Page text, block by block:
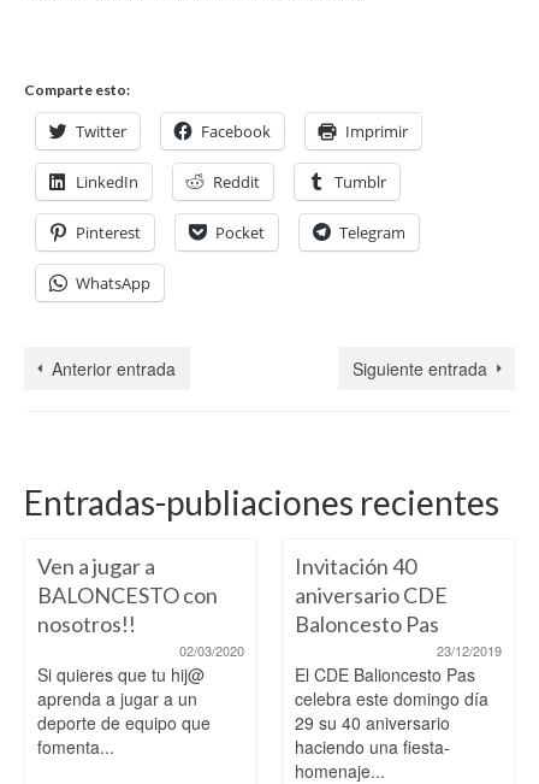
Comparte esto:
Twitter Facebook Imprimir
LinkedIn Reddit Tumblr
Pinterest Pocket Telegram
WhatsApp
Anterior entrada Siguiente entrada
Entradas-publiaciones recientes
Ven a jugar a
BALONCESTO con
nosotros!!
02/03/2020
Si quieres que tu hij@
aprenda a jugar a un
deporte de equipo que
fomenta...
Invitación 40
aniversario CDE
Baloncesto Pas
23/12/2019
El CDE Balioncesto Pas
celebra este domingo día
29 su 40 aniversario
haciendo una fiesta-
homenaje...